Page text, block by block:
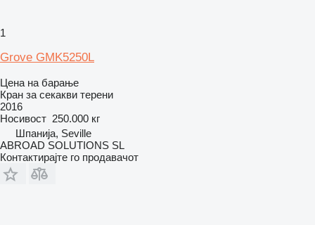
1
Grove GMK5250L
Цена на барање
Кран за секакви терени
2016
Носивост 250.000 кг
Шпанија, Seville
ABROAD SOLUTIONS SL
Контактирајте го продавачот